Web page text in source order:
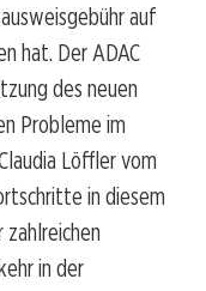
auf
hat. Der ADAC
des neuen
Probleme im
Löffler vom
in diesem
zahlreichen
in der